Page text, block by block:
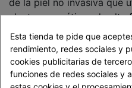
electromagnéticas de alta
producción de colágeno y
piel. Durante el
eléctrica de alta
un efecto de
Esta tienda te pide que
rendimiento, redes sociales y
cookies publicitarias de
funciones de redes sociales y